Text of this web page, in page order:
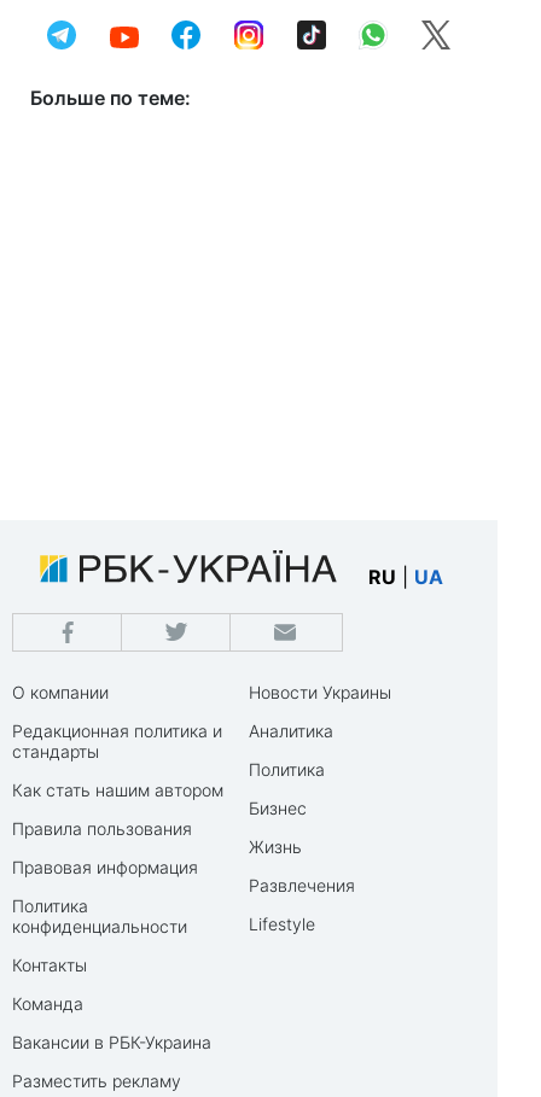
Больше по теме:
RU UA
О компании
Редакционная политика и
стандарты
Как стать нашим автором
Правила пользования
Правовая информация
Политика
конфиденциальности
Контакты
Команда
Вакансии в РБК-Украина
Разместить рекламу
Новости Украины
Аналитика
Политика
Бизнес
Жизнь
Развлечения
Lifestyle